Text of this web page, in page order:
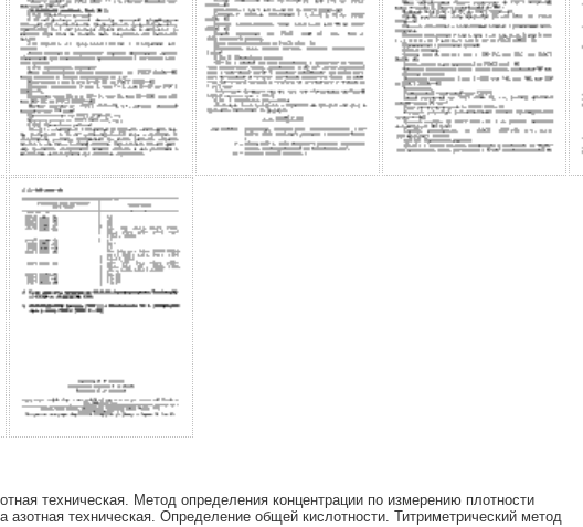
техническая. Метод определения концентрации по измерению плотности
азотная техническая. Определение общей кислотности. Титриметрический метод